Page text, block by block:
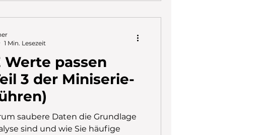
Werte passen
3 der Miniserie-
saubere Daten die Grundlage
sind und wie Sie häufige
1 Min. Lesezeit